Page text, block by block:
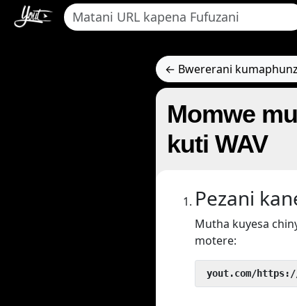
← Bwererani
Momwe
kuti WAV
Pezani
Mutha kuyesa
motere:
yout.com/https://